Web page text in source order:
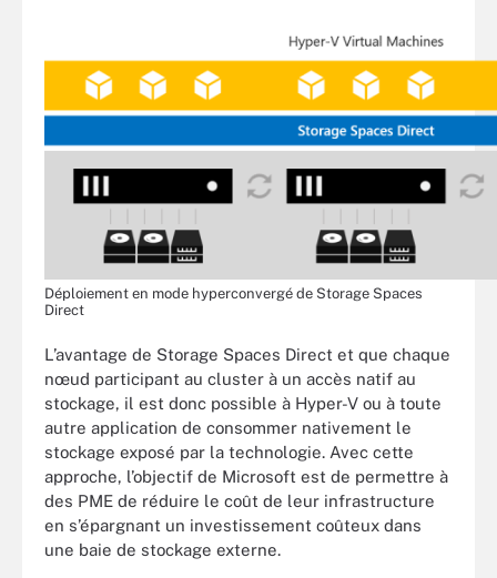
Déploiement en mode hyperconvergé de Storage Spaces
Direct
L’avantage de Storage Spaces Direct et que chaque
nœud participant au cluster à un accès natif au
stockage, il est donc possible à Hyper-V ou à toute
autre application de consommer nativement le
stockage exposé par la technologie. Avec cette
approche, l’objectif de Microsoft est de permettre à
des PME de réduire le coût de leur infrastructure
en s’épargnant un investissement coûteux dans
une baie de stockage externe.